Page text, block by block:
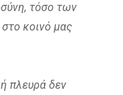
τόσο των
κοινό μας
πλευρά δεν